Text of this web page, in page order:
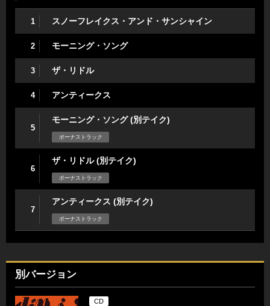
1 スノーフレイクス・アンド・サンシャイン
2 モーニング・ソング
3 ザ・リドル
4 アンティークス
5
モーニング・ソング (別テイク)
ボーナストラック
6
ザ・リドル (別テイク)
ボーナストラック
7
アンティークス (別テイク)
ボーナストラック
別バージョン
CD